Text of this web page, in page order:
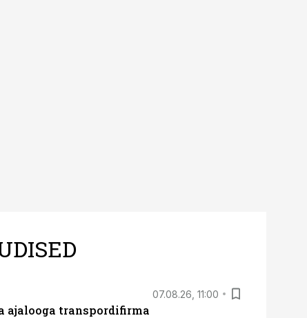
07.08.26, 11:00
ajalooga transpordifirma